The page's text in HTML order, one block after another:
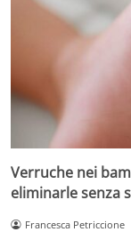
Verruche nei
eliminarle senza
Francesca Petriccione